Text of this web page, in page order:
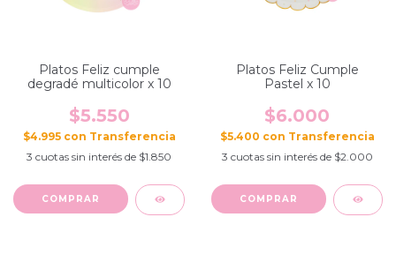
Platos Feliz cumple
degradé multicolor x 10
$5.550
$4.995 con
3 cuotas sin interés de $1.850
Platos Feliz Cumple
Pastel x 10
$6.000
$5.400 con
3 cuotas sin interés de $2.000